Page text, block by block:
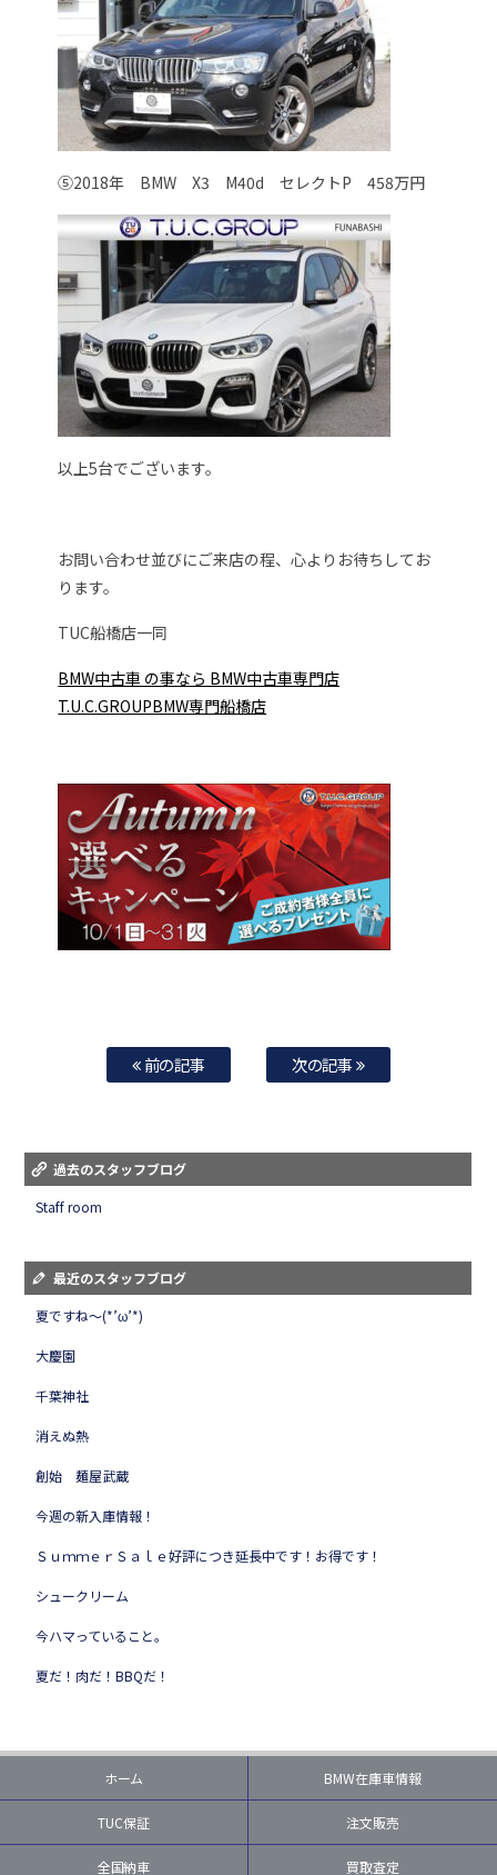
⑤2018年 BMW X3 M40d セレクトP 458万円
以上5台でございます。
お問い合わせ並びにご来店の程、心よりお待ちしてお
ります。
TUC船橋店一同
BMW中古車 の事なら BMW中古車専門店
T.U.C.GROUPBMW専門船橋店
前の記事 次の記事
過去のスタッフブログ
Staff room
最近のスタッフブログ
夏ですね～(*’ω’*)
大慶園
千葉神社
消えぬ熱
創始 麺屋武蔵
今週の新入庫情報！
ＳｕｍｍｅｒＳａｌｅ好評につき延長中です！お得です！
シュークリーム
今ハマっていること。
夏だ！肉だ！BBQだ！
ホーム BMW在庫車情報
TUC保証 注文販売
全国納車 買取査定